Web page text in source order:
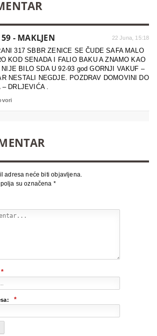
- MAKLJEN 22 Juna, 15:18
317 SBBR ZENICE SE ČUDE SAFA MALO
KOD SENADA I FALIO BAKU A ZNAMO KAO
NIJE BILO SDA U 92-93 god GORNJI VAKUF –
NESTALI NEGDJE. POZDRAV DOMOVINI DO
– DRLJEVIĆA .
adresa neće biti objavljena.
su označena *
*
*